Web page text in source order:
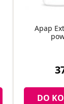
Apap
DO